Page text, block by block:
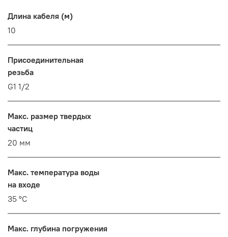
Длина кабеля (м)
10
Присоединительная
резьба
G1 1/2
Макс. размер твердых
частиц
20 мм
Макс. температура воды
на входе
35 °С
Макс. глубина погружения